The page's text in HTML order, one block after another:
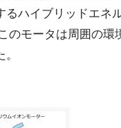
るハイブリッドエネ
のモータは周囲の